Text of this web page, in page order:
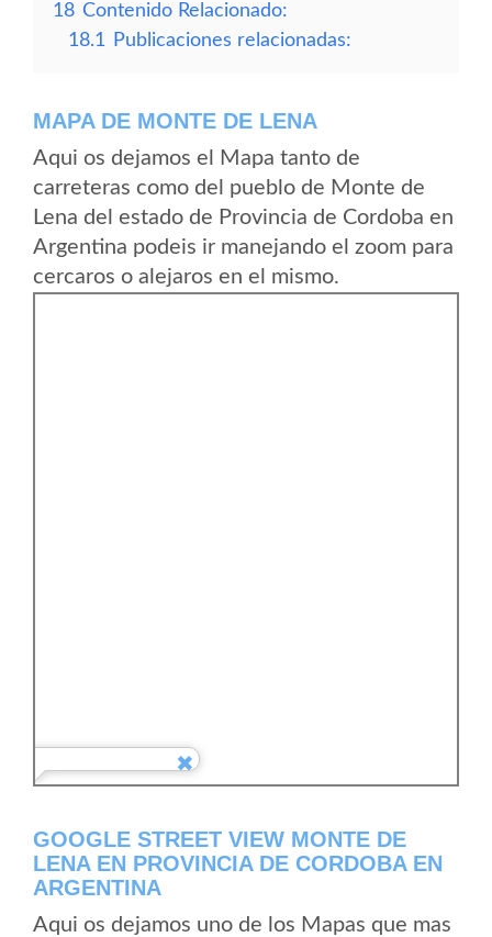
18 Contenido Relacionado:
18.1
Publicaciones relacionadas:
MAPA DE MONTE DE LENA
Aqui os dejamos el Mapa tanto de
carreteras como del pueblo de Monte de
Lena del estado de Provincia de Cordoba en
Argentina podeis ir manejando el zoom para
cercaros o alejaros en el mismo.
GOOGLE STREET VIEW MONTE DE
LENA EN PROVINCIA DE CORDOBA EN
ARGENTINA
Aqui os dejamos uno de los Mapas que mas